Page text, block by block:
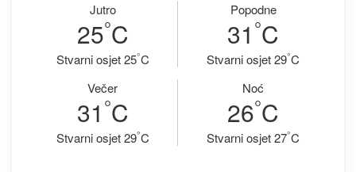
Jutro
25°C
Stvarni osjet 25°C
Popodne
31 °C
Stvarni osjet 29°C
Večer
31 °C
Stvarni osjet 29°C
Noć
26°C
Stvarni osjet 27°C